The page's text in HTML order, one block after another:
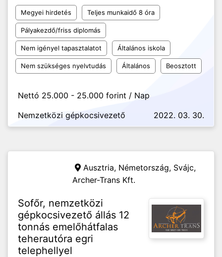
Megyei hirdetés Teljes munkaidő 8 óra
Pályakezdő/friss diplomás
Nem igényel tapasztalatot Általános iskola
Nem szükséges nyelvtudás Általános Beosztott
Nettó 25.000 - 25.000 forint / Nap
Nemzetközi gépkocsivezető
2022. 03. 30.
Ausztria, Németország, Svájc,
Archer-Trans Kft.
Sofőr, nemzetközi
gépkocsivezető állás 12
tonnás emelőhátfalas
teherautóra egri
telephellyel